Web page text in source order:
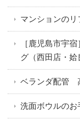
マンションの
［鹿児島市宇
グ（西田店・姶
ベランダ配管
洗面ボウルの